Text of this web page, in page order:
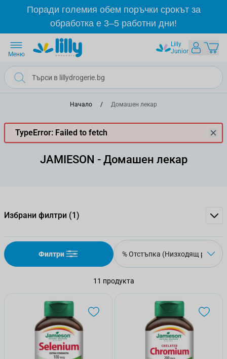
Прескачане към съдържанието
Поради големия обем поръчки срокът за
обработка е 3–5 работни дни!
Lilly
Junior
Меню
Начало / Домашен лекар
TypeError: Failed to fetch
JAMIESON - Домашен лекар
Избрани филтри (1)
Филтри
11 продукта